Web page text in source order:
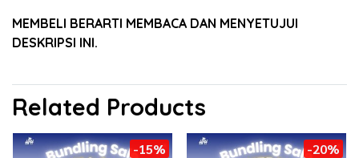
MEMBELI BERARTI MEMBACA DAN MENYETUJUI
DESKRIPSI INI.
Related Products
-15% -20%